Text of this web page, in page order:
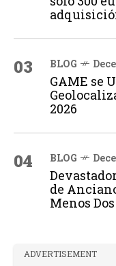
03 BLOG
GAME se
2026
04 BLOG
de
Menos
ADVERTISEMENT